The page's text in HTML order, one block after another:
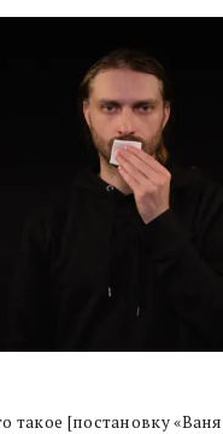
такое [постановку